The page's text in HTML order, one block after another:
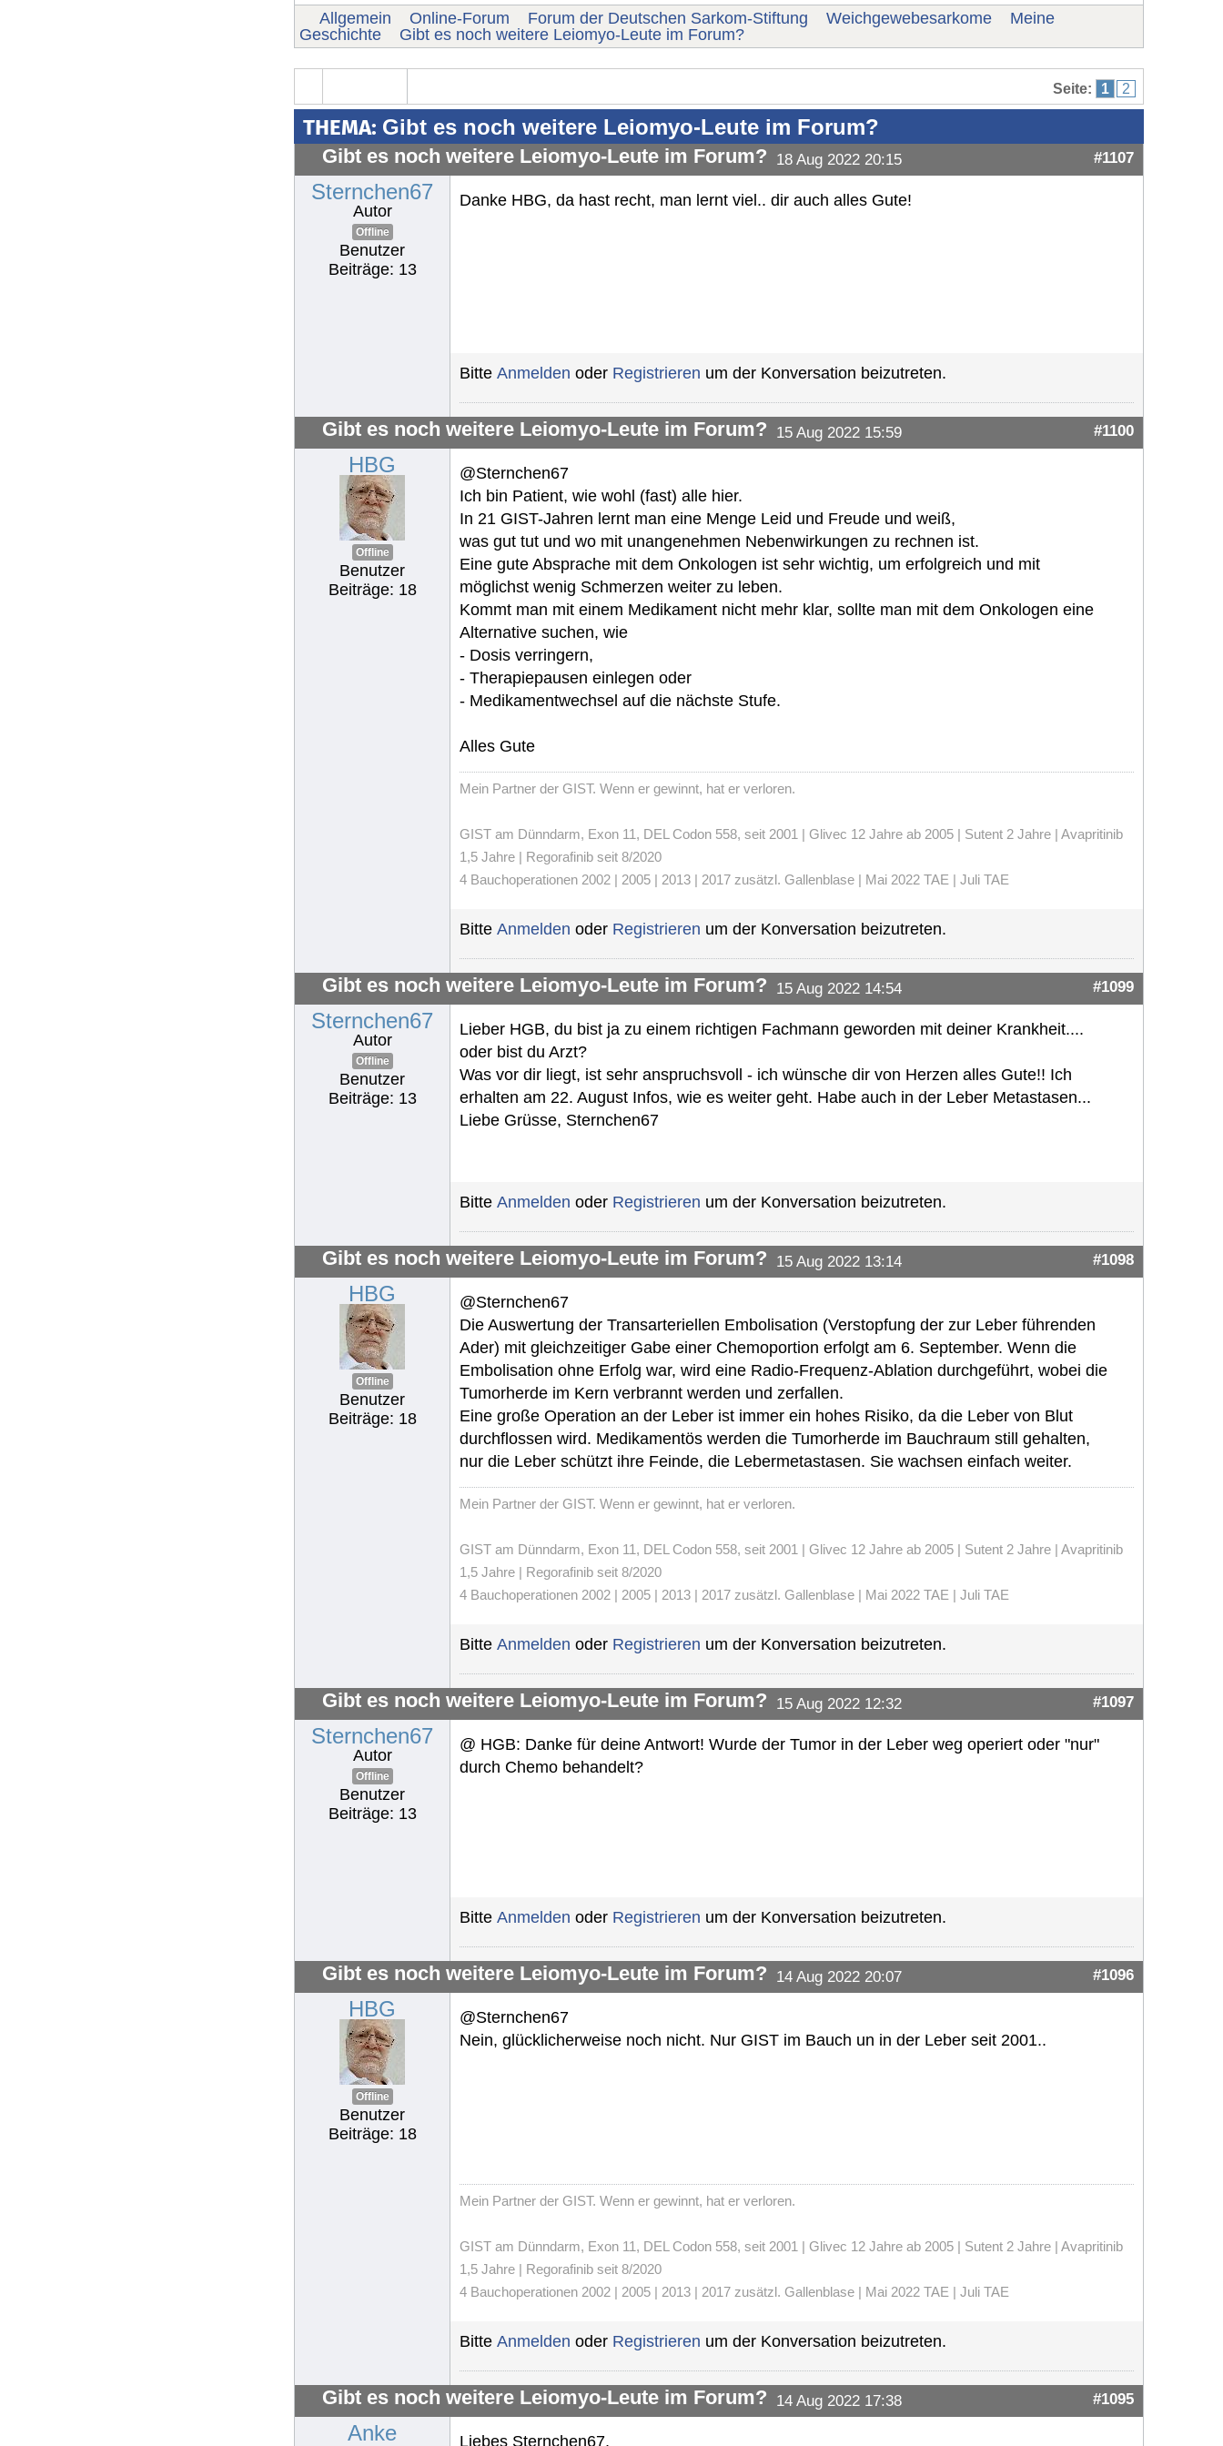
Allgemein Online-Forum Forum der Deutschen Sarkom-Stiftung Weichgewebesarkome
Meine
Geschichte
Gibt es noch weitere Leiomyo-Leute im Forum?
Seite: 1 2
THEMA: Gibt es noch weitere Leiomyo-Leute im Forum?
Gibt es noch weitere Leiomyo-Leute im Forum? 18 Aug 2022 20:15 #1107
Sternchen67
Autor
Offline
Benutzer
Beiträge: 13
Danke HBG, da hast recht, man lernt viel.. dir auch alles Gute!
Bitte Anmelden oder Registrieren um der Konversation beizutreten.
Gibt es noch weitere Leiomyo-Leute im Forum? 15 Aug 2022 15:59 #1100
HBG
Offline
Benutzer
Beiträge: 18
@Sternchen67
Ich bin Patient, wie wohl (fast) alle hier.
In 21 GIST-Jahren lernt man eine Menge Leid und Freude und weiß,
was gut tut und wo mit unangenehmen Nebenwirkungen zu rechnen ist.
Eine gute Absprache mit dem Onkologen ist sehr wichtig, um erfolgreich und mit
möglichst wenig Schmerzen weiter zu leben.
Kommt man mit einem Medikament nicht mehr klar, sollte man mit dem Onkologen eine
Alternative suchen, wie
- Dosis verringern,
- Therapiepausen einlegen oder
- Medikamentwechsel auf die nächste Stufe.
Alles Gute
Mein Partner der GIST. Wenn er gewinnt, hat er verloren.
GIST am Dünndarm, Exon 11, DEL Codon 558, seit 2001 | Glivec 12 Jahre ab 2005 | Sutent 2 Jahre | Avapritinib
1,5 Jahre | Regorafinib seit 8/2020
4 Bauchoperationen 2002 | 2005 | 2013 | 2017 zusätzl. Gallenblase | Mai 2022 TAE | Juli TAE
Bitte Anmelden oder Registrieren um der Konversation beizutreten.
Gibt es noch weitere Leiomyo-Leute im Forum? 15 Aug 2022 14:54 #1099
Sternchen67
Autor
Offline
Benutzer
Beiträge: 13
Lieber HGB, du bist ja zu einem richtigen Fachmann geworden mit deiner Krankheit....
oder bist du Arzt?
Was vor dir liegt, ist sehr anspruchsvoll - ich wünsche dir von Herzen alles Gute!! Ich
erhalten am 22. August Infos, wie es weiter geht. Habe auch in der Leber Metastasen...
Liebe Grüsse, Sternchen67
Bitte Anmelden oder Registrieren um der Konversation beizutreten.
Gibt es noch weitere Leiomyo-Leute im Forum? 15 Aug 2022 13:14 #1098
HBG
Offline
Benutzer
Beiträge: 18
@Sternchen67
Die Auswertung der Transarteriellen Embolisation (Verstopfung der zur Leber führenden
Ader) mit gleichzeitiger Gabe einer Chemoportion erfolgt am 6. September. Wenn die
Embolisation ohne Erfolg war, wird eine Radio-Frequenz-Ablation durchgeführt, wobei die
Tumorherde im Kern verbrannt werden und zerfallen.
Eine große Operation an der Leber ist immer ein hohes Risiko, da die Leber von Blut
durchflossen wird. Medikamentös werden die Tumorherde im Bauchraum still gehalten,
nur die Leber schützt ihre Feinde, die Lebermetastasen. Sie wachsen einfach weiter.
Mein Partner der GIST. Wenn er gewinnt, hat er verloren.
GIST am Dünndarm, Exon 11, DEL Codon 558, seit 2001 | Glivec 12 Jahre ab 2005 | Sutent 2 Jahre | Avapritinib
1,5 Jahre | Regorafinib seit 8/2020
4 Bauchoperationen 2002 | 2005 | 2013 | 2017 zusätzl. Gallenblase | Mai 2022 TAE | Juli TAE
Bitte Anmelden oder Registrieren um der Konversation beizutreten.
Gibt es noch weitere Leiomyo-Leute im Forum? 15 Aug 2022 12:32 #1097
Sternchen67
Autor
Offline
Benutzer
Beiträge: 13
@ HGB: Danke für deine Antwort! Wurde der Tumor in der Leber weg operiert oder "nur"
durch Chemo behandelt?
Bitte Anmelden oder Registrieren um der Konversation beizutreten.
Gibt es noch weitere Leiomyo-Leute im Forum? 14 Aug 2022 20:07 #1096
HBG
Offline
Benutzer
Beiträge: 18
@Sternchen67
Nein, glücklicherweise noch nicht. Nur GIST im Bauch un in der Leber seit 2001..
Mein Partner der GIST. Wenn er gewinnt, hat er verloren.
GIST am Dünndarm, Exon 11, DEL Codon 558, seit 2001 | Glivec 12 Jahre ab 2005 | Sutent 2 Jahre | Avapritinib
1,5 Jahre | Regorafinib seit 8/2020
4 Bauchoperationen 2002 | 2005 | 2013 | 2017 zusätzl. Gallenblase | Mai 2022 TAE | Juli TAE
Bitte Anmelden oder Registrieren um der Konversation beizutreten.
Gibt es noch weitere Leiomyo-Leute im Forum? 14 Aug 2022 17:38 #1095
Anke Liebes Sternchen67,